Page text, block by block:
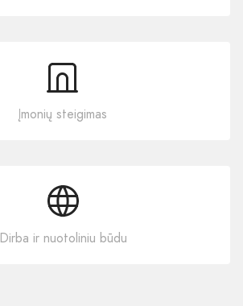
Įmonių steigimas
Dirba ir nuotoliniu būdu